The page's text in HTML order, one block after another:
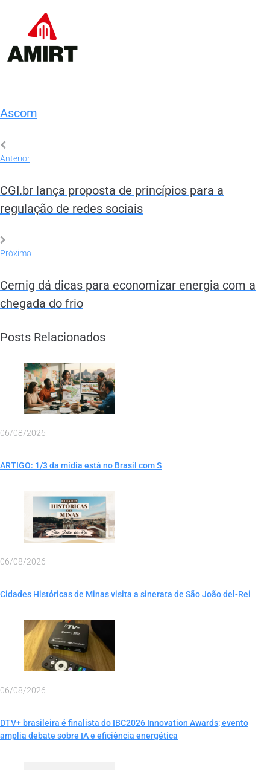
Ascom
Anterior
CGI.br lança proposta de princípios para a
regulação de redes sociais
Próximo
Cemig dá dicas para economizar energia com a
chegada do frio
Posts Relacionados
06/08/2026
ARTIGO: 1/3 da mídia está no Brasil com S
06/08/2026
Cidades Históricas de Minas visita a sinerata de São João del-Rei
06/08/2026
DTV+ brasileira é finalista do IBC2026 Innovation Awards; evento
amplia debate sobre IA e eficiência energética